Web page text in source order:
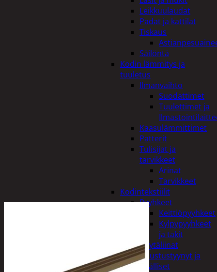
Leikkuulaudat
Padat ja kattilat
Tiskaus
Säilöntä
Kodin lämmitys ja
tuuletus
Ilmanvaihto
Suodattimet
Tuulettimet ja
Kaasulämmittimet
Patterit
Tulisijat ja
tarvikkeet
Arinat
Tarvikkeet
Kodintekstiilit
Pyyhkeet
Keittiöpyyhkeet
Kylpypyyhkeet
ja takit
Pöytäliinat
Sisustustyynyt ja
päälliset